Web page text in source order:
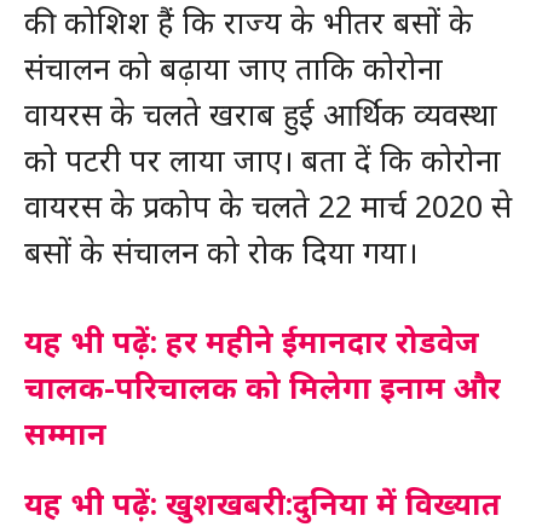
की कोशिश हैं कि राज्य के भीतर बसों के
संचालन को बढ़ाया जाए ताकि कोरोना
वायरस के चलते खराब हुई आर्थिक व्यवस्था
को पटरी पर लाया जाए। बता दें कि कोरोना
वायरस के प्रकोप के चलते 22 मार्च 2020 से
बसों के संचालन को रोक दिया गया।
यह भी पढ़ें: हर महीने ईमानदार रोडवेज
चालक-परिचालक को मिलेगा इनाम और
सम्मान
यह भी पढ़ें: खुशखबरी:दुनिया में विख्यात